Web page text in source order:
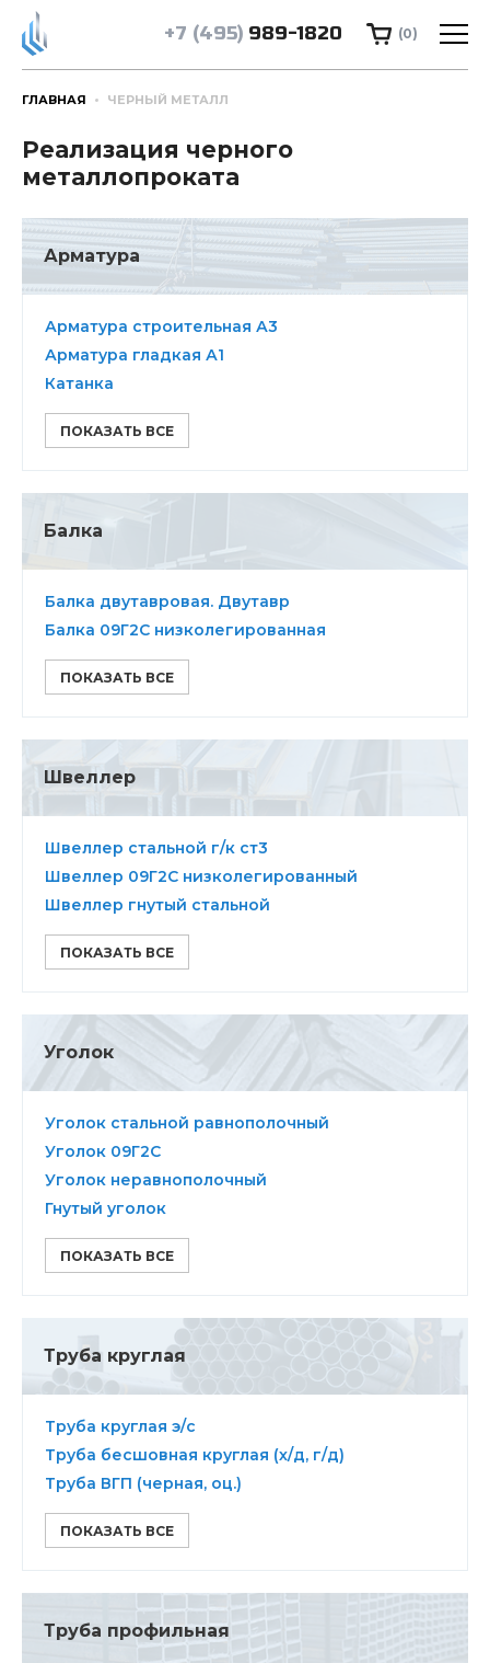
+7 (495) 989-1820 (0)
ГЛАВНАЯ ЧЕРНЫЙ МЕТАЛЛ
Реализация черного
металлопроката
Арматура
Арматура строительная А3
Арматура гладкая А1
Катанка
ПОКАЗАТЬ ВСЕ
Балка
Балка двутавровая. Двутавр
Балка 09Г2С низколегированная
ПОКАЗАТЬ ВСЕ
Швеллер
Швеллер стальной г/к ст3
Швеллер 09Г2С низколегированный
Швеллер гнутый стальной
ПОКАЗАТЬ ВСЕ
Уголок
Уголок стальной равнополочный
Уголок 09Г2С
Уголок неравнополочный
Гнутый уголок
ПОКАЗАТЬ ВСЕ
Труба круглая
Труба круглая э/с
Труба бесшовная круглая (х/д, г/д)
Труба ВГП (черная, оц.)
ПОКАЗАТЬ ВСЕ
Труба профильная